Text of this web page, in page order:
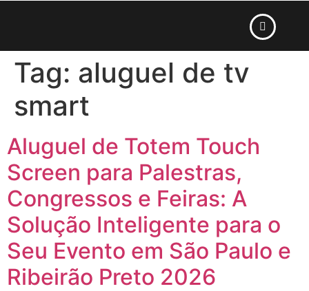
Tag: aluguel de tv
smart
Aluguel de Totem Touch
Screen para Palestras,
Congressos e Feiras: A
Solução Inteligente para o
Seu Evento em São Paulo e
Ribeirão Preto 2026